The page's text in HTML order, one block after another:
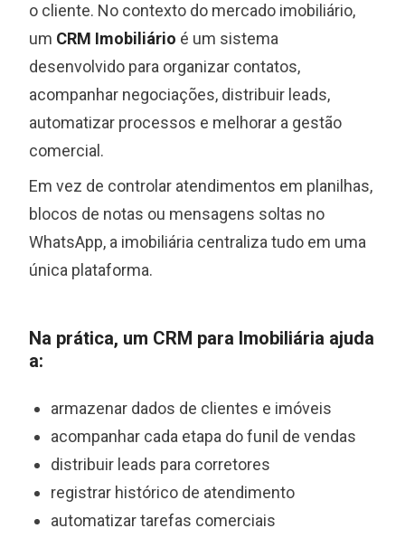
o cliente. No contexto do mercado imobiliário,
um CRM Imobiliário é um sistema
desenvolvido para organizar contatos,
acompanhar negociações, distribuir leads,
automatizar processos e melhorar a gestão
comercial.
Em vez de controlar atendimentos em planilhas,
blocos de notas ou mensagens soltas no
WhatsApp, a imobiliária centraliza tudo em uma
única plataforma.
Na prática, um CRM para Imobiliária ajuda
a:
armazenar dados de clientes e imóveis
acompanhar cada etapa do funil de vendas
distribuir leads para corretores
registrar histórico de atendimento
automatizar tarefas comerciais